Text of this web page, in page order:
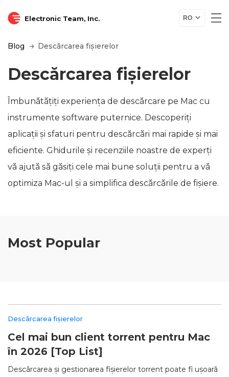
Electronic Team, Inc. RO
Blog Descărcarea fișierelor
Descărcarea fișierelor
Îmbunătățiți experiența de descărcare pe Mac cu
instrumente software puternice. Descoperiți
aplicații și sfaturi pentru descărcări mai rapide și mai
eficiente. Ghidurile și recenziile noastre de experți
vă ajută să găsiți cele mai bune soluții pentru a vă
optimiza Mac-ul și a simplifica descărcările de fișiere.
Most Popular
Descărcarea fișierelor
Cel mai bun client torrent pentru Mac
în 2026 [Top List]
Descărcarea și gestionarea fișierelor torrent poate fi ușoară